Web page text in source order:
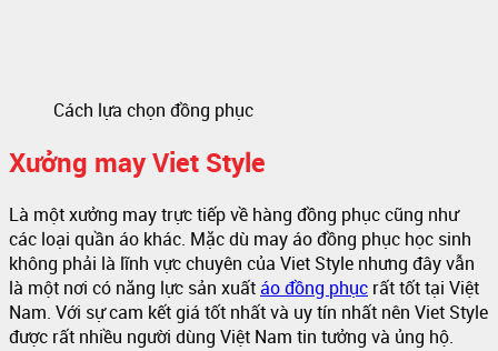
Cách lựa chọn đồng phục
Xưởng may Viet Style
Là một xưởng may trực tiếp về hàng đồng phục cũng như
các loại quần áo khác. Mặc dù may áo đồng phục học sinh
không phải là lĩnh vực chuyên của Viet Style nhưng đây vẫn
là một nơi có năng lực sản xuấtáo đồng phục rất tốt tại Việt
Nam. Với sự cam kết giá tốt nhất và uy tín nhất nên Viet Style
được rất nhiều người dùng Việt Nam tin tưởng và ủng hộ.